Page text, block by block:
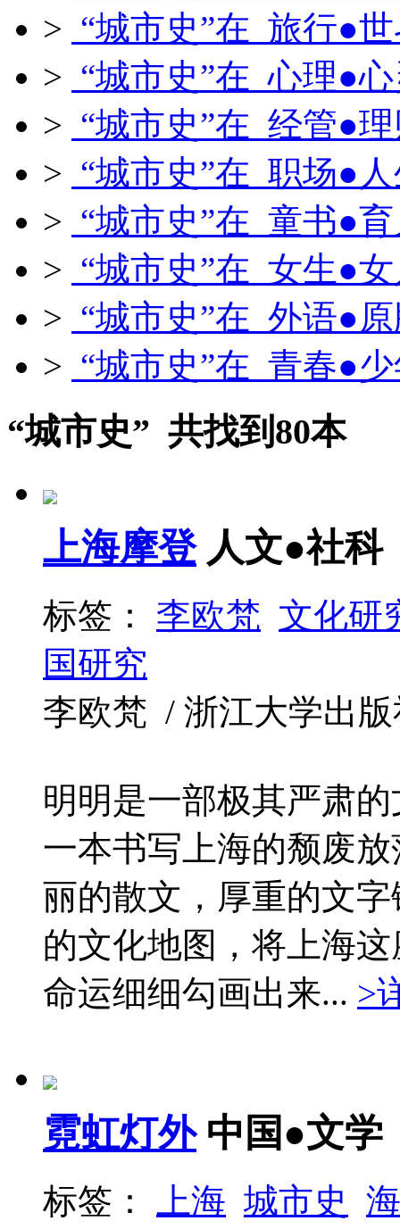
> “城市史”在 旅行●
> “城市史”在 心理●
> “城市史”在 经管●
> “城市史”在 职场●
> “城市史”在 童书●
> “城市史”在 女生●
> “城市史”在 外语●
> “城市史”在 青春●
“城市史” 共找到80本
上海摩登 人文●社科
标签： 李欧梵 文化研
国研究
李欧梵 / 浙江大学出
明明是一部极其严肃
一本书写上海的颓废
丽的散文，厚重的文
的文化地图，将上海
命运细细勾画出来... >
霓虹灯外 中国●文学
标签： 上海 城市史